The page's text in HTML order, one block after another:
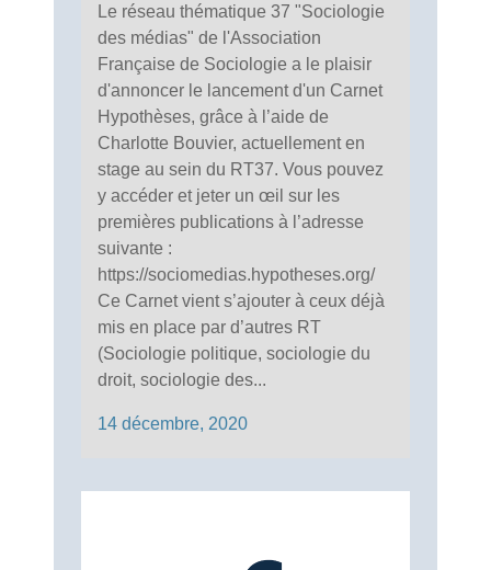
Le réseau thématique 37 "Sociologie
des médias" de l'Association
Française de Sociologie a le plaisir
d'annoncer le lancement d'un Carnet
Hypothèses, grâce à l’aide de
Charlotte Bouvier, actuellement en
stage au sein du RT37. Vous pouvez
y accéder et jeter un œil sur les
premières publications à l’adresse
suivante :
https://sociomedias.hypotheses.org/
Ce Carnet vient s’ajouter à ceux déjà
mis en place par d’autres RT
(Sociologie politique, sociologie du
droit, sociologie des...
14 décembre, 2020